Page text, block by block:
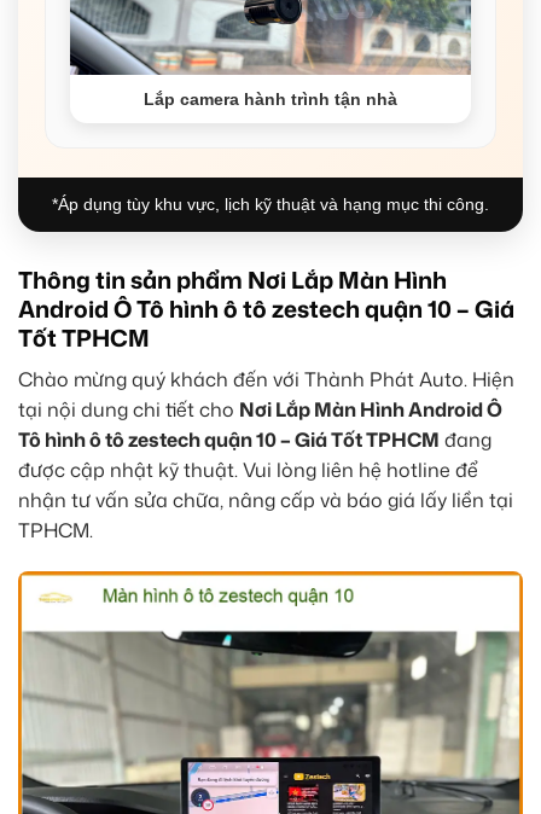
Lắp camera hành trình tận nhà
*Áp dụng tùy khu vực, lịch kỹ thuật và hạng mục thi công.
Thông tin sản phẩm Nơi Lắp Màn Hình
Android Ô Tô hình ô tô zestech quận 10 – Giá
Tốt TPHCM
Chào mừng quý khách đến với Thành Phát Auto. Hiện
tại nội dung chi tiết cho Nơi Lắp Màn Hình Android Ô
Tô hình ô tô zestech quận 10 – Giá Tốt TPHCM đang
được cập nhật kỹ thuật. Vui lòng liên hệ hotline để
nhận tư vấn sửa chữa, nâng cấp và báo giá lấy liền tại
TPHCM.